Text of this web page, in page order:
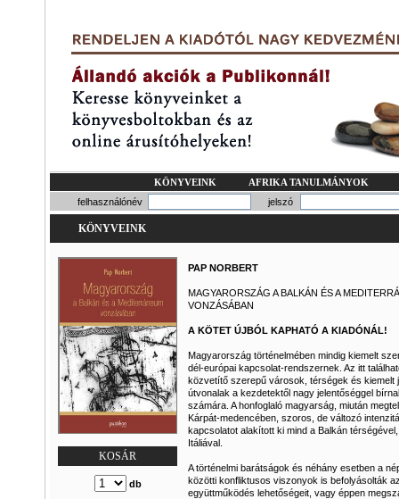
KÖNYVEINK
AFRIKA TANULMÁNYOK
felhasználónév
jelszó
KÖNYVEINK
KOSÁR
db
PAP NORBERT
MAGYARORSZÁG A BALKÁN ÉS A
VONZÁSÁBAN
A KÖTET ÚJBÓL KAPHATÓ A KIADÓNÁL!
Magyarország történelmében mindig kiemelt
dél-európai kapcsolat-rendszernek. Az itt
közvetítő szerepű városok, térségek és kiemelt
útvonalak a kezdetektől nagy jelentőséggel
számára. A honfoglaló magyarság, miután
Kárpát-medencében, szoros, de változó
kapcsolatot alakított ki mind a Balkán
Itáliával.
A történelmi barátságok és néhány esetben a
közötti konfliktusos viszonyok is befolyásolták
együttműködés lehetőségeit, vagy éppen